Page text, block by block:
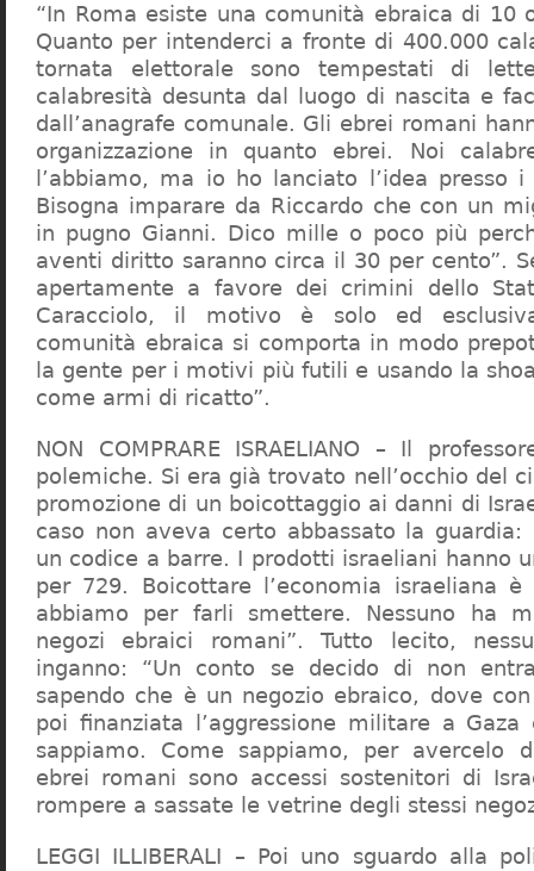
“In Roma esiste una comunità ebraica di 10
Quanto per intenderci a fronte di 400.000
tornata elettorale sono tempestati di
calabresità desunta dal luogo di nascita e
dall’anagrafe comunale. Gli ebrei romani
organizzazione in quanto ebrei. Noi
l’abbiamo, ma io ho lanciato l’idea presso
Bisogna imparare da Riccardo che con un
in pugno Gianni. Dico mille o poco più
aventi diritto saranno circa il 30 per cento”.
apertamente a favore dei crimini dello
Caracciolo, il motivo è solo ed
comunità ebraica si comporta in modo
la gente per i motivi più futili e usando la
come armi di ricatto”.
NON COMPRARE ISRAELIANO – Il
polemiche. Si era già trovato nell’occhio del
promozione di un boicottaggio ai danni di
caso non aveva certo abbassato la guardia:
un codice a barre. I prodotti israeliani hanno
per 729. Boicottare l’economia israeliana è
abbiamo per farli smettere. Nessuno ha
negozi ebraici romani”. Tutto lecito,
inganno: “Un conto se decido di non
sapendo che è un negozio ebraico, dove
poi finanziata l’aggressione militare a
sappiamo. Come sappiamo, per avercelo
ebrei romani sono accessi sostenitori di
rompere a sassate le vetrine degli stessi
LEGGI ILLIBERALI – Poi uno sguardo alla